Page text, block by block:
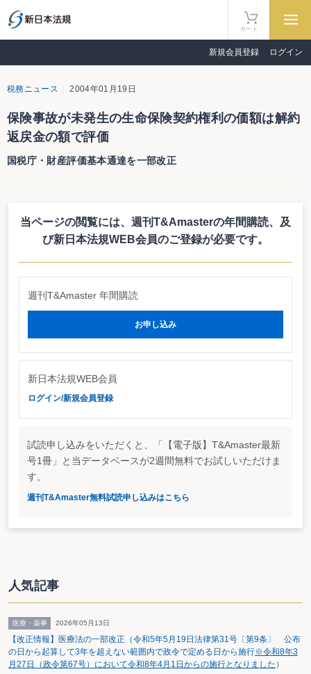
カート
新規会員登録 ログイン
税務ニュース 2004年01月19日
保険事故が未発生の生命保険契約権利の価額は解約
返戻金の額で評価
国税庁・財産評価基本通達を一部改正
関する権利の法定評価の規定である相続税法第26条((生命保険契約に関する権
利の評価))が廃止されたことに伴うもの。平成15年４月１日以後に相続又は遺
贈により取得した財産の評価に適用される。
に関する権利の価額は、相続開始時において当該契約を解約するとした場合に
より取得した生命保険契約に関する権利については、旧相続税法第26条の規定
により評価を行うことができることとされている。
http://www.nta.go.jp/category/tutatu/kobetu/zaisan/2146/01.htm
当ページの閲覧には、週刊T&Amasterの年間購読、 及
び新日本法規WEB会員のご登録が必要です。
週刊T&Amaster 年間購読
お申し込み
新日本法規WEB会員
ログイン/新規会員登録
試読申し込みをいただくと、「【電子版】T&Amaster最新
号1冊」と当データベースが2週間無料でお試しいただけま
す。
週刊T&Amaster無料試読申し込みはこちら
人気記事
医療・薬事 2026年05月13日
【改正情報】医療法の一部改正（令和5年5月19日法律第31号〔第9条〕 公布
の日から起算して3年を超えない範囲内で政令で定める日から施行※令和8年3
月27日（政令第67号）において令和8年4月1日からの施行となりました ）